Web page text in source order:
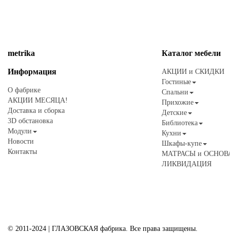
metrika
Информация
О фабрике
АКЦИИ МЕСЯЦА!
Доставка и сборка
3D обстановка
Модули
Новости
Контакты
Каталог мебели
АКЦИИ и СКИДКИ
Гостиные
Спальни
Прихожие
Детские
Библиотека
Кухни
Шкафы-купе
МАТРАСЫ и
ЛИКВИДАЦИЯ
© 2011-2024 | ГЛАЗОВСКАЯ фабрика. Все права защищены.